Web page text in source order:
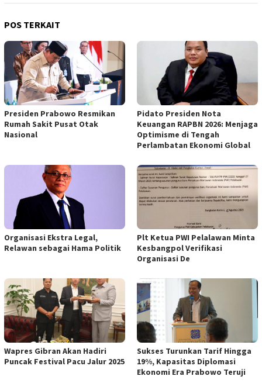
POS TERKAIT
Presiden Prabowo Resmikan
Rumah Sakit Pusat Otak
Nasional
Pidato Presiden Nota
Keuangan RAPBN 2026: Menjaga
Optimisme di Tengah
Perlambatan Ekonomi Global
Organisasi Ekstra Legal,
Relawan sebagai Hama Politik
Plt Ketua PWI Pelalawan Minta
Kesbangpol Verifikasi
Organisasi De
Wapres Gibran Akan Hadiri
Puncak Festival Pacu Jalur 2025
Sukses Turunkan Tarif Hingga
19%, Kapasitas Diplomasi
Ekonomi Era Prabowo Teruji